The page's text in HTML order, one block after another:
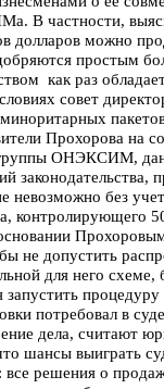
В частности,
долларов можно
простым
как раз
совет
Прохорова на
ОНЭКСИМ,
невозможно без
контролирующего
не допустить
для него
запустить
потребовал в
дела, считают
шансы выиграть
все решения о